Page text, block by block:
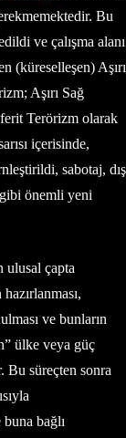
Bu
ve çalışma alanı
(küreselleşen) Aşırı
Aşırı Sağ
Terörizm olarak
içerisinde,
sabotaj, dış
önemli yeni
ulusal çapta
ve bunların
ülke veya güç
Bu süreçten sonra
bağlı